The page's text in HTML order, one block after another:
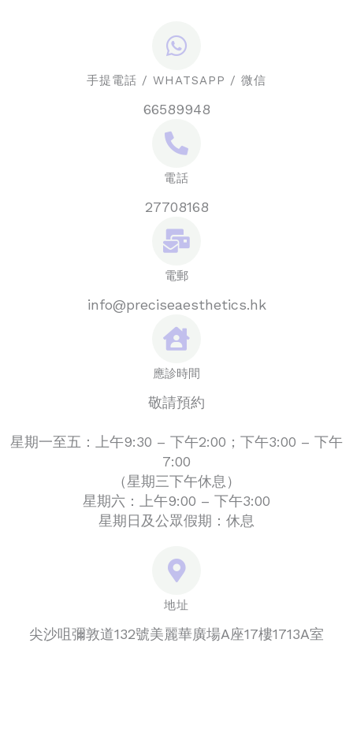
手提電話 / WHATSAPP / 微信
66589948
電話
27708168
電郵
info@preciseaesthetics.hk
應診時間
敬請預約
星期一至五：上午9:30 – 下午2:00；下午3:00 – 下午
7:00
（星期三下午休息）
星期六：上午9:00 – 下午3:00
星期日及公眾假期：休息
地址
尖沙咀彌敦道132號美麗華廣場A座17樓1713A室